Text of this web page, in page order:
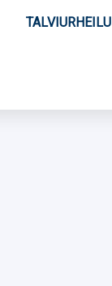
TALVIURHEILU